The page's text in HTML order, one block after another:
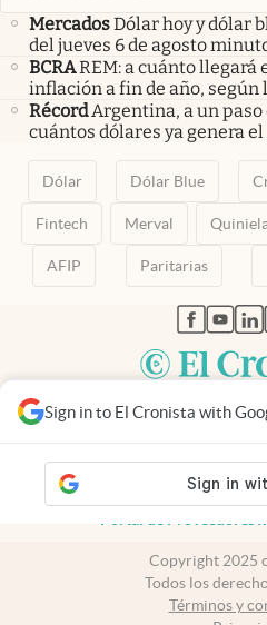
Sign in to El Cronista with
MercadosDólar hoy y dólar
del jueves 6 de agosto
BCRAREM: a cuánto llegará
inflación a fin de año, según
RécordArgentina, a un
cuántos dólares ya genera
Dólar Dólar Blue
Fintech Merval
AFIP Paritarias
abre en
Contacto Canales de WhatsApp
Copyright 2025
Todos los
Términos y